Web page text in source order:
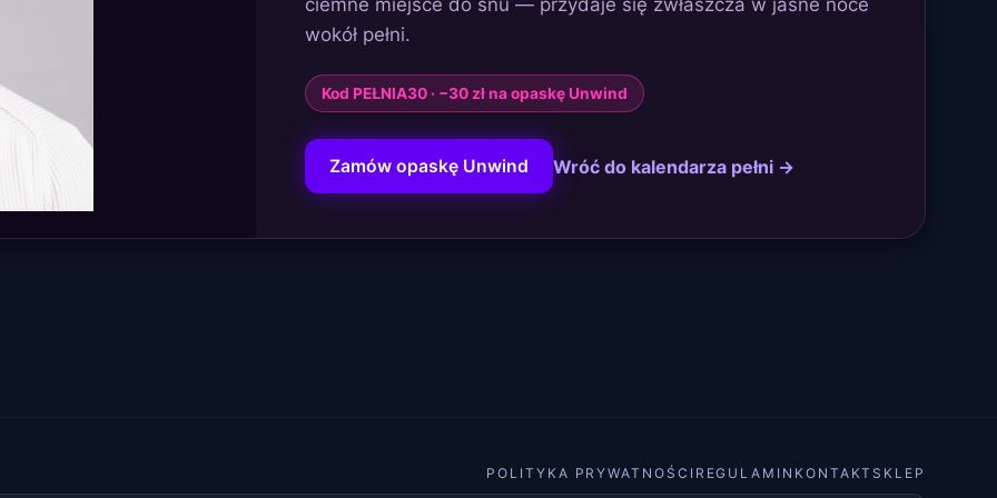
ciemne miejsce do snu — przydaje się zwłaszcza w jasne noce
wokół pełni.
Kod PEŁNIA30 · −30 zł na opaskę Unwind
Zamów opaskę Unwind Wróć do kalendarza pełni →
POLITYKA PRYWATNOŚCI REGULAMIN KONTAKT SKLEP